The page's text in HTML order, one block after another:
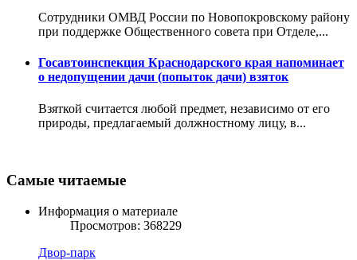
Сотрудники ОМВД России по Новопокровскому району
при поддержке Общественного совета при Отделе,...
Госавтоинспекция Краснодарского края напоминает
о недопущении дачи (попыток дачи) взяток
Взяткой считается любой предмет, независимо от его
природы, предлагаемый должностному лицу, в...
Самые читаемые
Информация о материале
Просмотров: 368229
Двор-парк